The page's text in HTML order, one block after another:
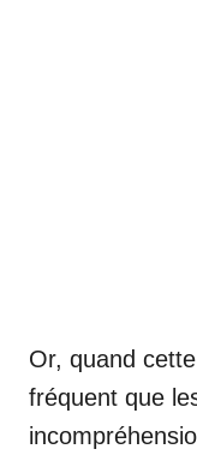
Or, quand
fréquent que